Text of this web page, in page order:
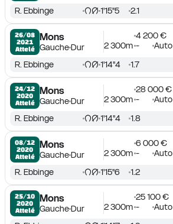
R. Ebbinge 1'15''5 2.1
26/08
2021
Attelé
Mons
GaucheDur
4 200 €
2 300m - Auto
R. Ebbinge 1'14''4 1.7
24/12
2020
Attelé
Mons
GaucheDur
28 000 €
2 300m - Auto
R. Ebbinge 1'14''4 1.8
08/12
2020
Attelé
Mons
GaucheDur
6 000 €
2 300m - Auto
R. Ebbinge 1'15''6 1.2
25/10
2020
Attelé
Mons
GaucheDur
25 100 €
2 300m - Auto